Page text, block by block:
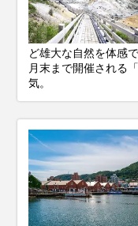
ど雄大な自然を体感
月末まで開催される
気。